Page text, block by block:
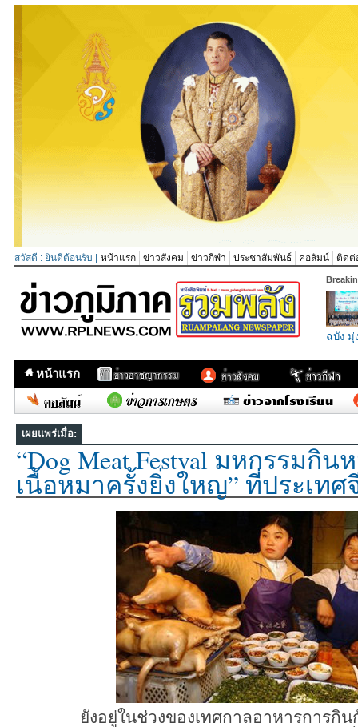
สวัสดี : ยินดีต้อนรับ | หน้าแรก ข่าวสังคม ข่าวกีฬา ประชาสัมพันธ์ คอลัมน์ ติดต่
ฉบัง มุ่
หน้าแรก
เผยแพร่เมื่อ:
“Dog Meat Festval มหกรรมกิ
เนื้อหมาครั้งยิ่งใหญ” ที่ประเทศ
ยังอยู่ในช่วงของเทศกาลอาหารการกิ